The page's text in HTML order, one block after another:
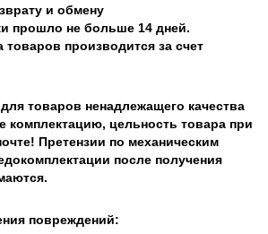
и обмену
прошло не больше 14 дней.
товаров производится за счет
товаров ненадлежащего качества
комплектацию, цельность товара при
Претензии по механическим
после получения
повреждений: